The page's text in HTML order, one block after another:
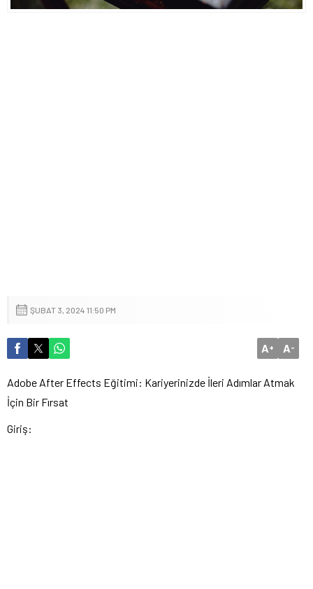
ŞUBAT 3, 2024 11:50 PM
A+ A-
Adobe After Effects Eğitimi: Kariyerinizde İleri Adımlar Atmak
İçin Bir Fırsat
Giriş: